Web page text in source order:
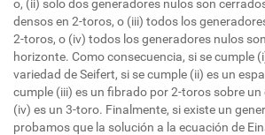
o, (ii) solo dos generadores nulos son
densos en 2-toros, o (iii) todos los
2-toros, o (iv) todos los generadores nulos
horizonte. Como consecuencia, si se cumple
variedad de Seifert, si se cumple (ii) es un
cumple (iii) es un fibrado por 2-toros sobre un
(iv) es un 3-toro. Finalmente, si existe un
probamos que la solución a la ecuación de